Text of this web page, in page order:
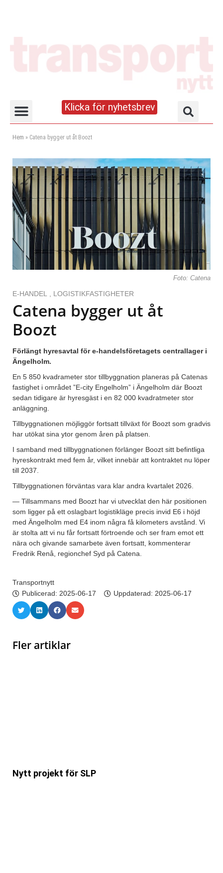
Klicka för nyhetsbrev
Hem » Catena bygger ut åt Boozt
Foto: Catena
E-HANDEL LOGISTIKFASTIGHETER
Catena bygger ut åt
Boozt
Förlängt hyresavtal för e-handelsföretagets centrallager i
Ängelholm.
En 5 850 kvadrameter stor tillbyggnation planeras på Catenas
fastighet i området ”E-city Engelholm” i Ängelholm där Boozt
sedan tidigare är hyresgäst i en 82 000 kvadratmeter stor
anläggning.
Tillbyggnationen möjliggör fortsatt tillväxt för Boozt som gradvis
har utökat sina ytor genom åren på platsen.
I samband med tillbyggnationen förlänger Boozt sitt befintliga
hyreskontrakt med fem år, vilket innebär att kontraktet nu löper
till 2037.
Tillbyggnationen förväntas vara klar andra kvartalet 2026.
— Tillsammans med Boozt har vi utvecklat den här positionen
som ligger på ett oslagbart logistikläge precis invid E6 i höjd
med Ängelholm med E4 inom några få kilometers avstånd. Vi
är stolta att vi nu får fortsatt förtroende och ser fram emot ett
nära och givande samarbete även fortsatt, kommenterar
Fredrik Renå, regionchef Syd på Catena.
Transportnytt
Publicerad: 2025-06-17 Uppdaterad: 2025-06-17
Fler artiklar
Nytt projekt för SLP